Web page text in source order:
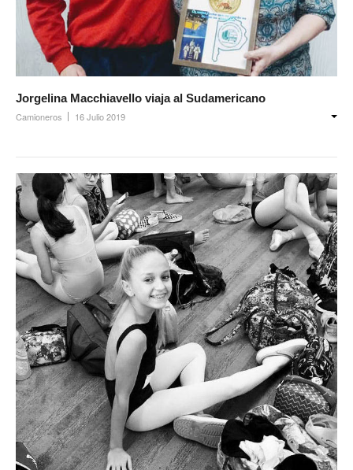
Jorgelina Macchiavello viaja al Sudamericano
Camioneros 16 Julio 2019